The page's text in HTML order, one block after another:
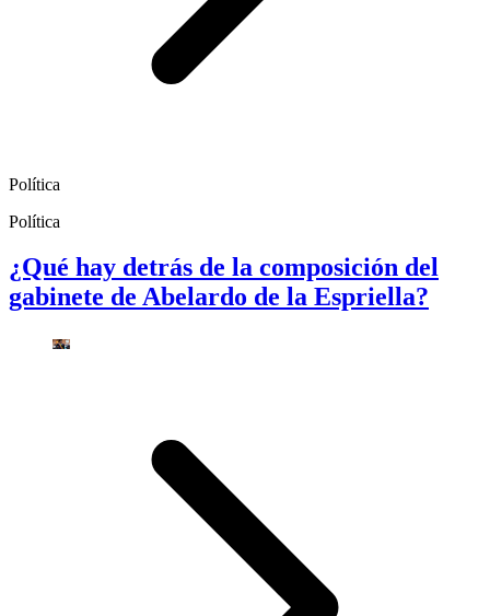
Política
Política
¿Qué hay detrás de la composición del
gabinete de Abelardo de la Espriella?